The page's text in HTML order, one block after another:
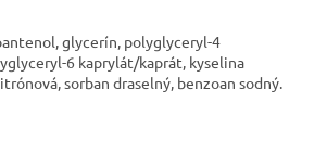
glycerín, polyglyceryl-4
6 kaprylát/kaprát, kyselina
sorban draselný, benzoan sodný.